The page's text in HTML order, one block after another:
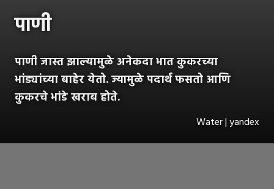
पाणी
पाणी जास्त झाल्यामुळे अनेकदा भात कुकरच्या
भांड्यांच्या बाहेर येतो. ज्यामुळे पदार्थ फसतो आणि
कुकरचे भांडे खराब होते.
Water | yandex